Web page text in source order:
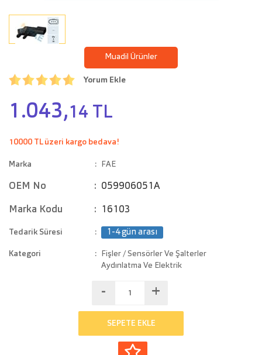
Muadil Ürünler
Yorum Ekle
1.043,14 TL
10000 TL üzeri kargo bedava!
Marka FAE
OEM No 059906051A
Marka Kodu 16103
Tedarik Süresi 1-4 gün arası
Kategori
Fişler / Sensörler Ve Şalterler
Aydınlatma Ve Elektrik
- +
SEPETE EKLE